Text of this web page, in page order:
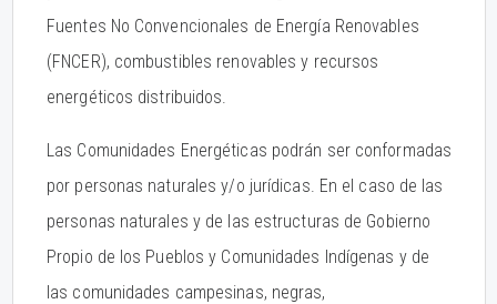
Fuentes No Convencionales de Energía Renovables
(FNCER), combustibles renovables y recursos
energéticos distribuidos.
Las Comunidades Energéticas podrán ser conformadas
por personas naturales y/o jurídicas. En el caso de las
personas naturales y de las estructuras de Gobierno
Propio de los Pueblos y Comunidades Indígenas y de
las comunidades campesinas, negras,